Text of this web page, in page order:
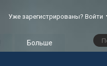
Уже зарегистрированы? Войти
Больше